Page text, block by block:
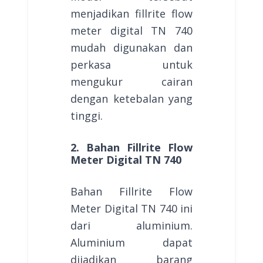
menjadikan fillrite flow
meter digital TN 740
mudah digunakan dan
perkasa untuk
mengukur cairan
dengan ketebalan yang
tinggi.
2. Bahan Fillrite Flow
Meter Digital TN 740
Bahan Fillrite Flow
Meter Digital TN 740 ini
dari aluminium.
Aluminium dapat
dijadikan barang